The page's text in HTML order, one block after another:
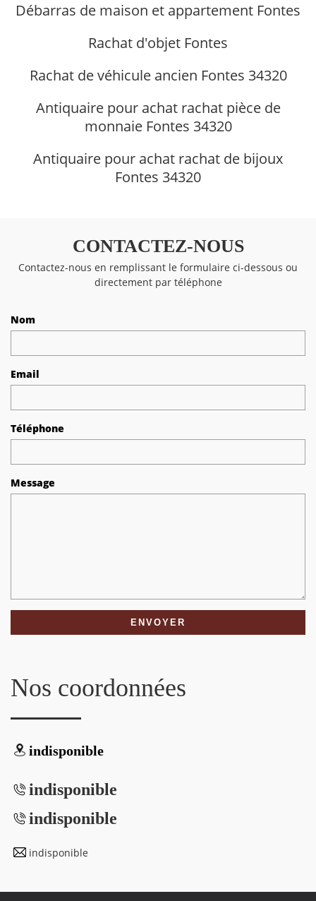
Débarras de maison et appartement Fontes
Rachat d'objet Fontes
Rachat de véhicule ancien Fontes 34320
Antiquaire pour achat rachat pièce de
monnaie Fontes 34320
Antiquaire pour achat rachat de bijoux
Fontes 34320
CONTACTEZ-NOUS
Contactez-nous en remplissant le formulaire ci-dessous ou
directement par téléphone
Nom
Email
Téléphone
Message
Nos coordonnées
indisponible
indisponible
indisponible
indisponible